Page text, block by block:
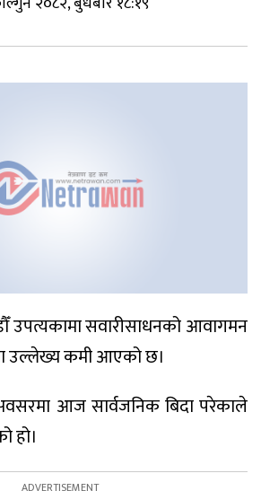
उपत्यकामा सवारीसाधनको आवागमन
उल्लेख्य कमी आएको छ।
आज सार्वजनिक बिदा परेकाले
हो।